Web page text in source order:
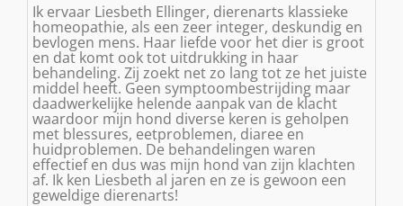
Ik ervaar Liesbeth Ellinger, dierenarts klassieke
homeopathie, als een zeer integer, deskundig en
bevlogen mens. Haar liefde voor het dier is groot
en dat komt ook tot uitdrukking in haar
behandeling. Zij zoekt net zo lang tot ze het juiste
middel heeft. Geen symptoombestrijding maar
daadwerkelijke helende aanpak van de klacht
waardoor mijn hond diverse keren is geholpen
met blessures, eetproblemen, diaree en
huidproblemen. De behandelingen waren
effectief en dus was mijn hond van zijn klachten
af. Ik ken Liesbeth al jaren en ze is gewoon een
geweldige dierenarts!